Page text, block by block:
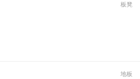
板凳
地板